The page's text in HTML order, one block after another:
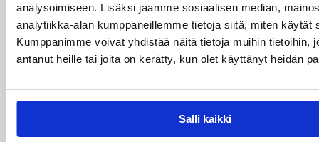
analysoimiseen. Lisäksi jaamme sosiaalisen median,
analytiikka-alan kumppaneillemme tietoja siitä, miten käytät
Kumppanimme voivat yhdistää näitä tietoja muihin tietoihin,
antanut heille tai joita on kerätty, kun olet käyttänyt heidän
Salli kaikki
Suomen 15-vuotiaiden tyttöjen maajoukkue
jatkoi voittokulkuaan Lohjalla pelattavassa
Nordic Open -turnauksessa kaatamalla Islannin
vakuuttavasti 70–47. Sudenpennut kohtaa